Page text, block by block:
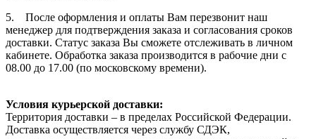
5. После оформления и оплаты Вам перезвонит наш
менеджер для подтверждения заказа и согласования сроков
доставки. Статус заказа Вы сможете отслеживать в личном
кабинете. Обработка заказа производится в рабочие дни с
08.00 до 17.00 (по московскому времени).
Условия курьерской доставки:
Территория доставки – в пределах Российской Федерации.
Доставка осуществляется через службу СДЭК,